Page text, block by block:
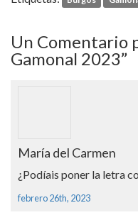
Un Comentario
Gamonal 2023”
María del Carmen
¿Podíais poner la letra
febrero 26th, 2023